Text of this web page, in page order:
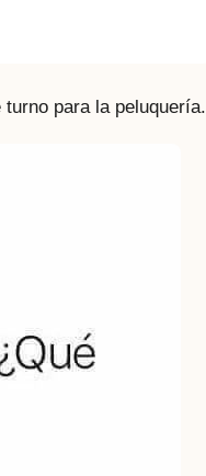
para la peluquería.